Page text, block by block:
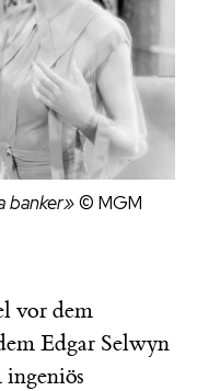
banker»© MGM
vor dem
Edgar Selwyn
ingeniös